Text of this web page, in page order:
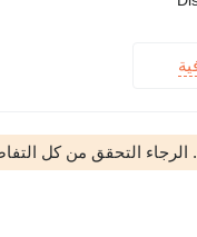
التحقق من كل